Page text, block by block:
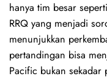
hanya tim besar
RRQ yang menjadi
menunjukkan
pertandingan bisa
Pacific bukan